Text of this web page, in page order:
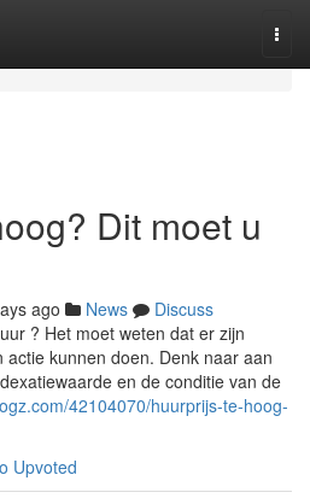
Dit moet u
ago News
Discuss
? Het moet weten dat er zijn
kunnen doen. Denk naar aan
en de conditie van de
42104070/huurprijs-te-hoog-
Upvoted